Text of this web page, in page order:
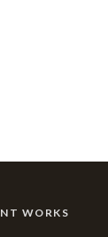
WORKS